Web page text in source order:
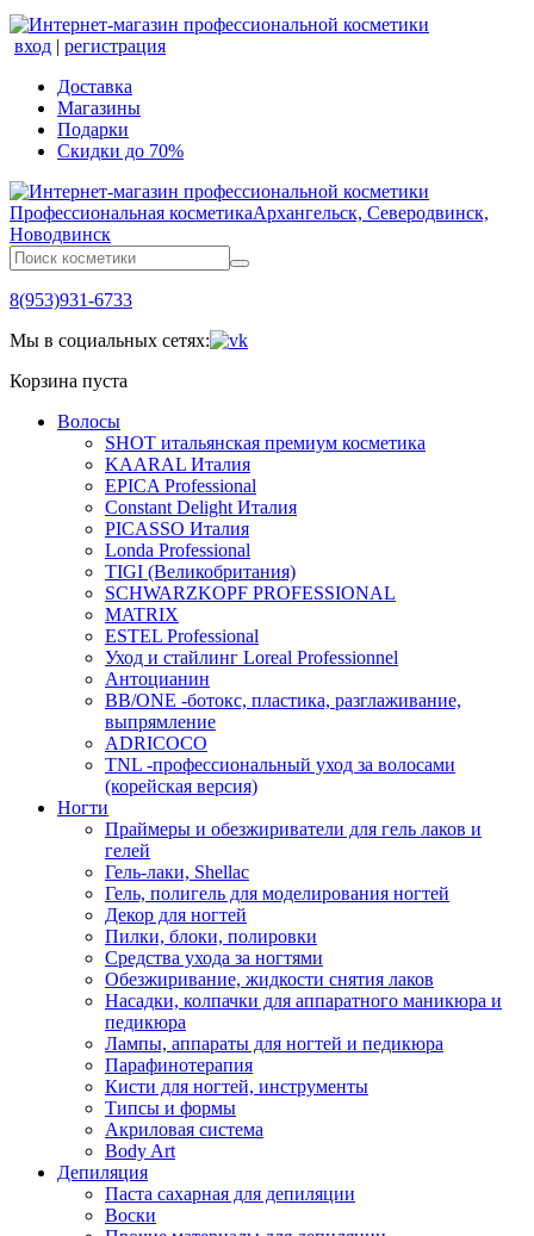
вход | регистрация
Доставка
Магазины
Подарки
Скидки до 70%
Профессиональная косметикаАрхангельск, Северодвинск,
Новодвинск
8(953)931-6733
Мы в социальных сетях:
Корзина пуста
Волосы
SHOT итальянская премиум косметика
KAARAL Италия
EPICA Professional
Constant Delight Италия
PICASSO Италия
Londa Professional
TIGI (Великобритания)
SCHWARZKOPF PROFESSIONAL
MATRIX
ESTEL Professional
Уход и стайлинг Loreal Professionnel
Антоцианин
BB/ONE -ботокс, пластика, разглаживание,
выпрямление
ADRICOCO
TNL -профессиональный уход за волосами
(корейская версия)
Ногти
Праймеры и обезжириватели для гель лаков и
гелей
Гель-лаки, Shellac
Гель, полигель для моделирования ногтей
Декор для ногтей
Пилки, блоки, полировки
Средства ухода за ногтями
Обезжиривание, жидкости снятия лаков
Насадки, колпачки для аппаратного маникюра и
педикюра
Лампы, аппараты для ногтей и педикюра
Парафинотерапия
Кисти для ногтей, инструменты
Типсы и формы
Акриловая система
Body Art
Депиляция
Паста сахарная для депиляции
Воски